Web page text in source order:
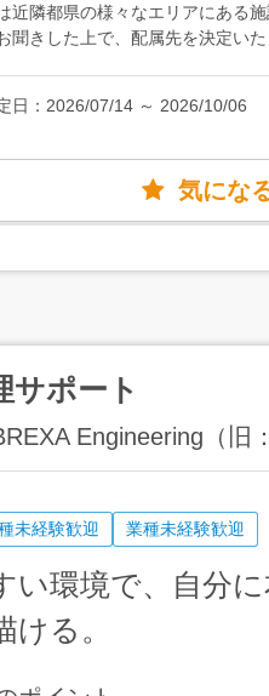
サポートとして、月2回の講義の
得後は、資格の種類によって月
近隣都県の様々なエリアにある
聞きした上で、配属先を決定
す。初期費用や引越費用を会社
日： 2026/07/14 ～ 2026/10/06
気にな
サポート
Engineering（旧
未経験歓迎 業種未経験歓迎
い環境で、自分
ける。